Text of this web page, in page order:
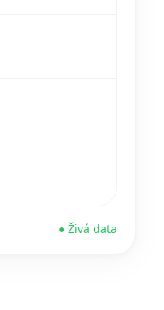
● Živá data